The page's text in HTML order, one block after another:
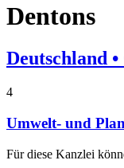
Dentons
Deutschland
4
Umwelt- und
Für diese Kanzlei